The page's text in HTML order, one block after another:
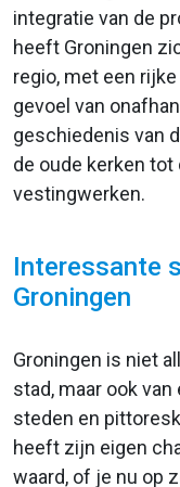
integratie van de
heeft Groningen
regio, met een
gevoel van
geschiedenis van
de oude kerken
vestingwerken.
Interessante
Groningen
Groningen is niet
stad, maar ook
steden en
heeft zijn eigen
waard, of je nu op